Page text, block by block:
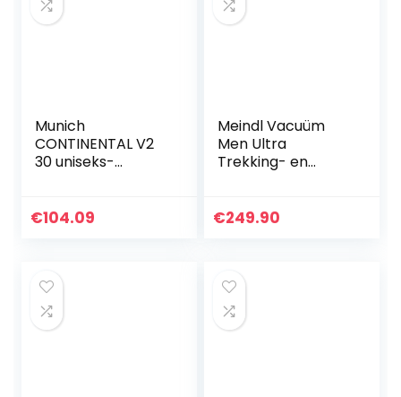
Munich
CONTINENTAL V2
30 uniseks-
€104.09
Meindl Vacuüm
Men Ultra
Trekking- en
€249.90